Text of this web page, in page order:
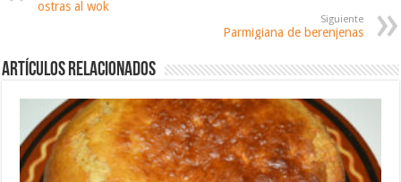
ostras al wok
Siguiente
Parmigiana de berenjenas
Artículos relacionados